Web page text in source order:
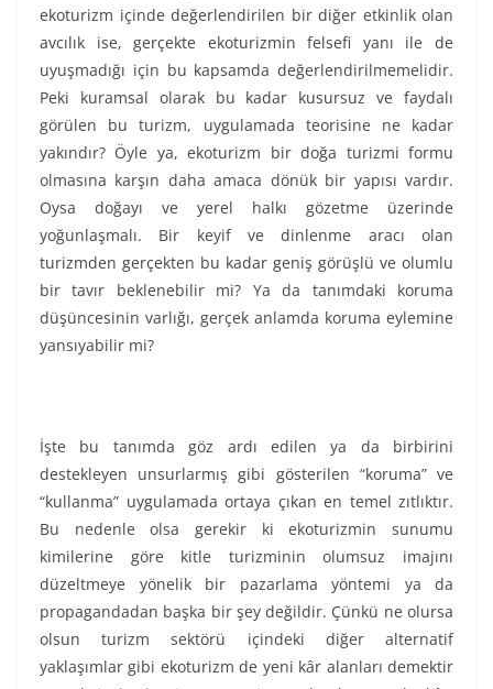
ekoturizm içinde değerlendirilen bir diğer etkinlik olan
avcılık ise, gerçekte ekoturizmin felsefi yanı ile de
uyuşmadığı için bu kapsamda değerlendirilmemelidir.
Peki kuramsal olarak bu kadar kusursuz ve faydalı
görülen bu turizm, uygulamada teorisine ne kadar
yakındır? Öyle ya, ekoturizm bir doğa turizmi formu
olmasına karşın daha amaca dönük bir yapısı vardır.
Oysa doğayı ve yerel halkı gözetme üzerinde
yoğunlaşmalı. Bir keyif ve dinlenme aracı olan
turizmden gerçekten bu kadar geniş görüşlü ve olumlu
bir tavır beklenebilir mi? Ya da tanımdaki koruma
düşüncesinin varlığı, gerçek anlamda koruma eylemine
yansıyabilir mi?
İşte bu tanımda göz ardı edilen ya da birbirini
destekleyen unsurlarmış gibi gösterilen “koruma” ve
“kullanma” uygulamada ortaya çıkan en temel zıtlıktır.
Bu nedenle olsa gerekir ki ekoturizmin sunumu
kimilerine göre kitle turizminin olumsuz imajını
düzeltmeye yönelik bir pazarlama yöntemi ya da
propagandadan başka bir şey değildir. Çünkü ne olursa
olsun turizm sektörü içindeki diğer alternatif
yaklaşımlar gibi ekoturizm de yeni kâr alanları demektir